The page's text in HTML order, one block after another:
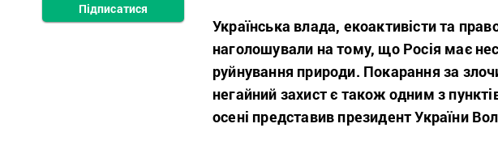
Підписатися
Українська влада, екоактивісти та
наголошували на тому, що Росія має
руйнування природи. Покарання за
негайний захист є також одним з
осені представив президент України